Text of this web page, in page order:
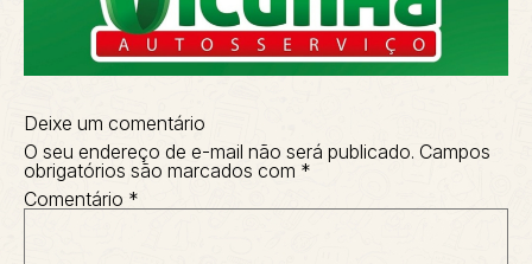
Deixe um comentário
O seu endereço de e-mail não será publicado. Campos
obrigatórios são marcados com *
Comentário *